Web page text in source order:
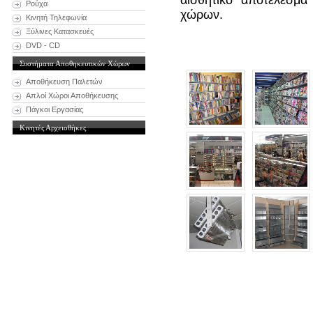
Ρούχα
Κινητή Τηλεφωνία
Ξύλινες Κατασκευές
DVD - CD
Συστήματα Αποθηκευτικών Χώρων
Αποθήκευση Παλετών
Απλοί Χώροι Αποθήκευσης
Πάγκοι Εργασίας
Κινητές Αρχειοθήκες
χώρων.